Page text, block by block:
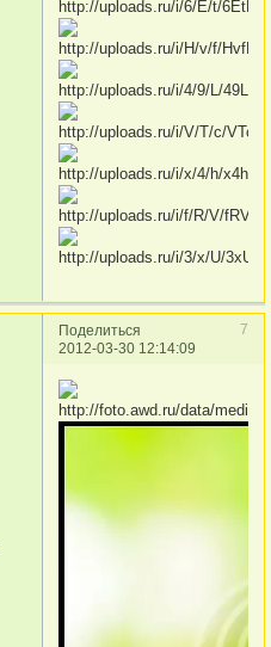
Поделиться
7
2012-03-30 12:14:09